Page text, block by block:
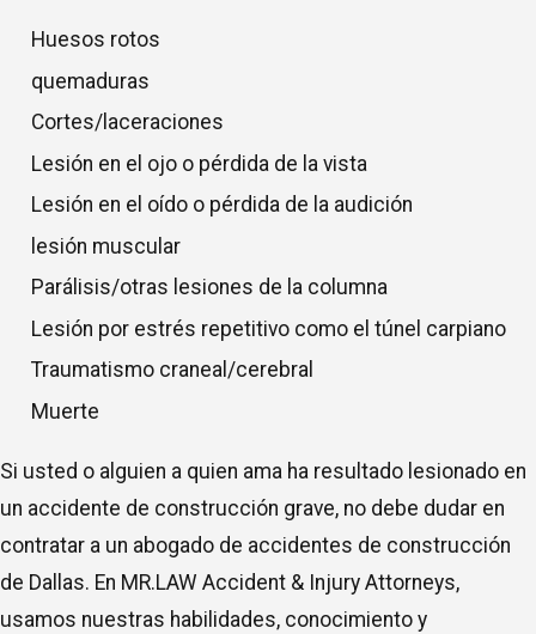
Huesos rotos
quemaduras
Cortes/laceraciones
Lesión en el ojo o pérdida de la vista
Lesión en el oído o pérdida de la audición
lesión muscular
Parálisis/otras lesiones de la columna
Lesión por estrés repetitivo como el túnel carpiano
Traumatismo craneal/cerebral
Muerte
Si usted o alguien a quien ama ha resultado lesionado en
un accidente de construcción grave, no debe dudar en
contratar a un abogado de accidentes de construcción
de Dallas. En MR.LAW Accident & Injury Attorneys,
usamos nuestras habilidades, conocimiento y